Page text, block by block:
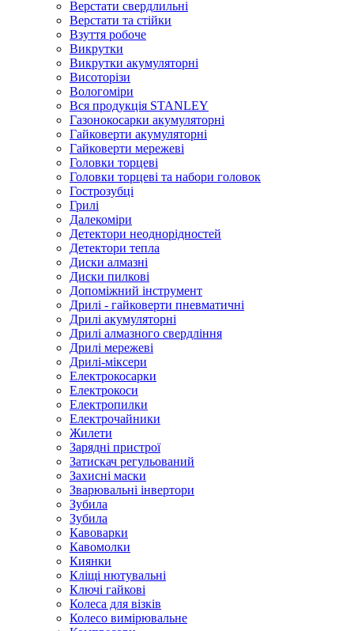
Верстати свердлильні
Верстати та стійки
Взуття робоче
Викрутки
Викрутки акумуляторні
Висоторізи
Вологоміри
Вся продукція STANLEY
Газонокосарки акумуляторні
Гайковерти акумуляторні
Гайковерти мережеві
Головки торцеві
Головки торцеві та набори головок
Гострозубці
Грилі
Далекоміри
Детектори неоднорідностей
Детектори тепла
Диски алмазні
Диски пилкові
Допоміжний інструмент
Дрилі - гайковерти пневматичні
Дрилі акумуляторні
Дрилі алмазного свердління
Дрилі мережеві
Дрилі-міксери
Електрокосарки
Електрокоси
Електропилки
Електрочайники
Жилети
Зарядні пристрої
Затискач регульований
Захисні маски
Зварювальні інвертори
Зубила
Зубила
Кавоварки
Кавомолки
Киянки
Кліщі нютувальні
Ключі гайкові
Колеса для візків
Колесо вимірювальне